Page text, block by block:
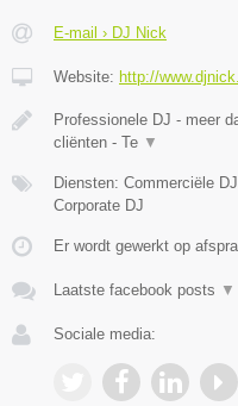
E-mail › DJ Nick
Website: http://
Professionele DJ - meer
cliënten - Te ▼
Diensten: Commerciële
Corporate DJ
Er wordt gewerkt op
Laatste facebook posts ▼
Sociale media: